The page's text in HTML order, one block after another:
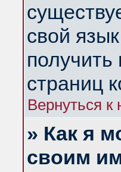
свой
страниц
Вернуться к
» Как я
своим